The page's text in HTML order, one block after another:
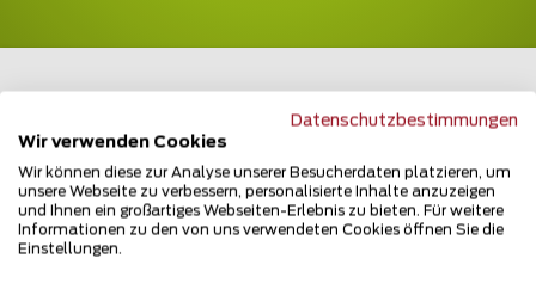
Mehrfach ausgezeichnet und immer am
Puls des Marktes
Datenschutzbestimmungen
Wir verwenden Cookies
Wir können diese zur Analyse unserer Besucherdaten platzieren, um
unsere Webseite zu verbessern, personalisierte Inhalte anzuzeigen
und Ihnen ein großartiges Webseiten-Erlebnis zu bieten. Für weitere
Informationen zu den von uns verwendeten Cookies öffnen Sie die
Einstellungen.